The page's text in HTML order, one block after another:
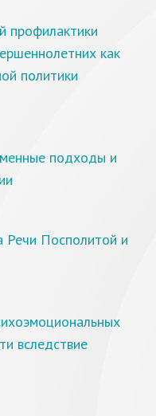
профилактики
как
политики
подходы и
Речи Посполитой и
вследствие